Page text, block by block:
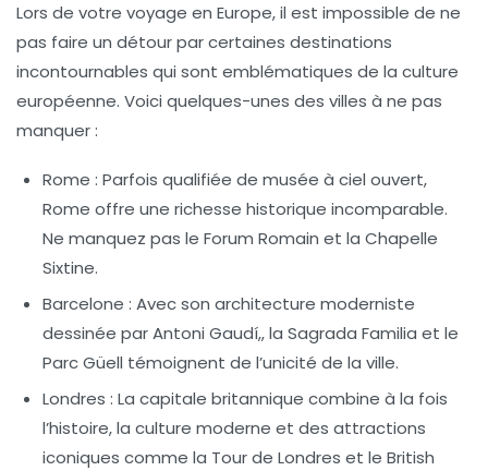
Lors de votre voyage en Europe, il est impossible de ne
pas faire un détour par certaines destinations
incontournables qui sont emblématiques de la culture
européenne. Voici quelques-unes des villes à ne pas
manquer :
Rome : Parfois qualifiée de musée à ciel ouvert,
Rome offre une richesse historique incomparable.
Ne manquez pas le Forum Romain et la Chapelle
Sixtine.
Barcelone : Avec son architecture moderniste
dessinée par Antoni Gaudí,, la Sagrada Familia et le
Parc Güell témoignent de l’unicité de la ville.
Londres : La capitale britannique combine à la fois
l’histoire, la culture moderne et des attractions
iconiques comme la Tour de Londres et le British